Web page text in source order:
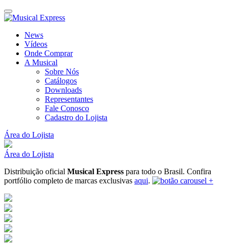
News
Vídeos
Onde Comprar
A Musical
Sobre Nós
Catálogos
Downloads
Representantes
Fale Conosco
Cadastro do Lojista
Área do Lojista
Área do Lojista
Distribuição oficial Musical Express para todo o Brasil. Confira
portfólio completo de marcas exclusivas aqui.